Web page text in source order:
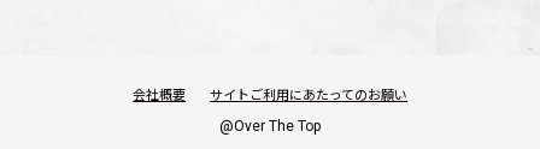
会社概要 サイトご利用にあたってのお願い
@Over The Top